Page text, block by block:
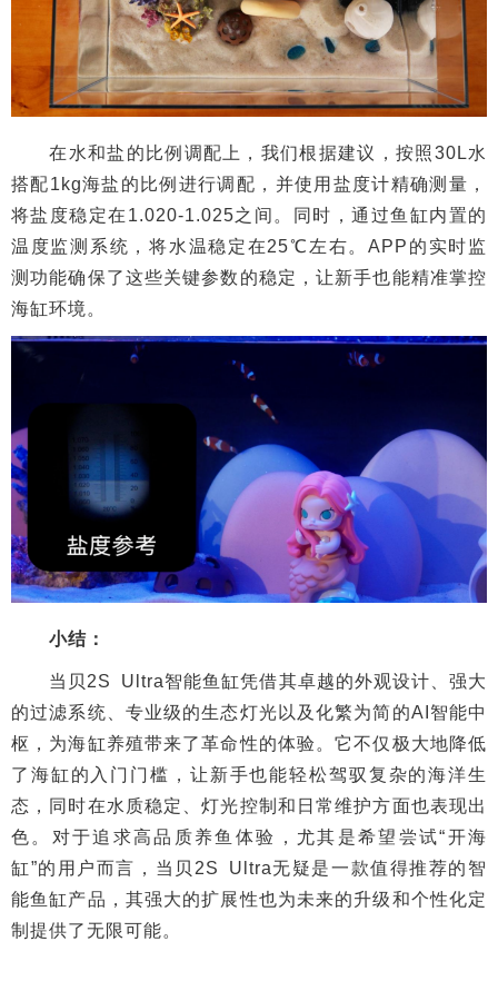
在水和盐的比例调配上，我们根据建议，按照30L水
搭配1kg海盐的比例进行调配，并使用盐度计精确测量，
将盐度稳定在1.020-1.025之间。同时，通过鱼缸内置的
温度监测系统，将水温稳定在25℃左右。APP的实时监
测功能确保了这些关键参数的稳定，让新手也能精准掌控
海缸环境。
小结：
当贝2S Ultra智能鱼缸凭借其卓越的外观设计、强大
的过滤系统、专业级的生态灯光以及化繁为简的AI智能中
枢，为海缸养殖带来了革命性的体验。它不仅极大地降低
了海缸的入门门槛，让新手也能轻松驾驭复杂的海洋生
态，同时在水质稳定、灯光控制和日常维护方面也表现出
色。对于追求高品质养鱼体验，尤其是希望尝试“开海
缸”的用户而言，当贝2S Ultra无疑是一款值得推荐的智
能鱼缸产品，其强大的扩展性也为未来的升级和个性化定
制提供了无限可能。